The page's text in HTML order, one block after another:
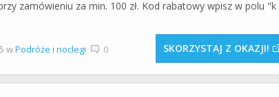
zamówieniu za min. 100 zł. Kod rabatowy wpisz w polu "k
wPodróże i noclegi 0 SKORZYSTAJ Z OKAZJI